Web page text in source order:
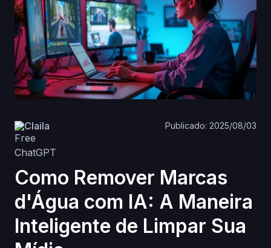
Claila Publicado: 2025/08/03
Como Remover Marcas
d'Água com IA: A Maneira
Inteligente de Limpar Sua